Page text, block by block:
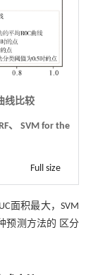
线比较
、 SVM for the
Full size
面积最大，SVM
预测方法的 区分